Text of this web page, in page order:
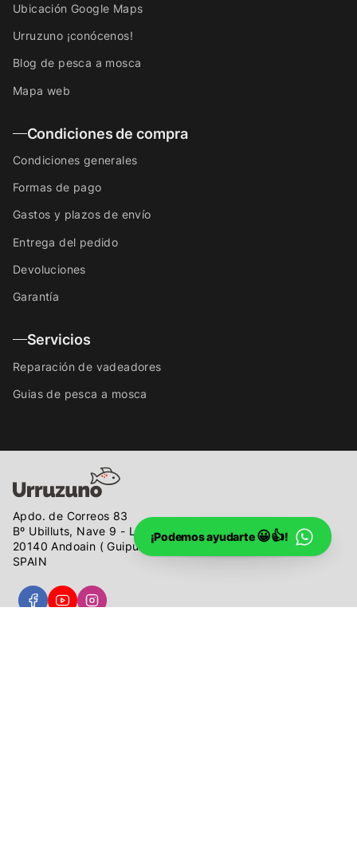
¡Podemos ayudarte😀👍!
Ubicación Google Maps
Urruzuno ¡conócenos!
Blog de pesca a mosca
Mapa web
Condiciones de compra
Condiciones generales
Formas de pago
Gastos y plazos de envío
Entrega del pedido
Devoluciones
Garantía
Servicios
Reparación de vadeadores
Guias de pesca a mosca
Apdo. de Correos 83
Bº Ubilluts, Nave 9 - Local A
20140 Andoain ( Guipúzcoa )
SPAIN